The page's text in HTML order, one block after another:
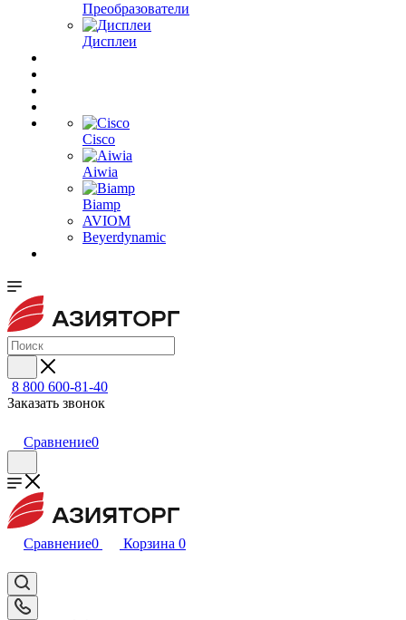
Преобразователи
Дисплеи
Cisco
Aiwia
Biamp
AVIOM
Beyerdynamic
8 800 600-81-40
Заказать звонок
Сравнение0
Сравнение0 Корзина 0